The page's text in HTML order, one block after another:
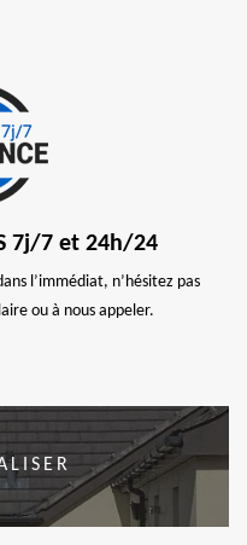
7j/7 et 24h/24
l’immédiat, n’hésitez pas
ou à nous appeler.